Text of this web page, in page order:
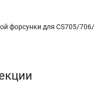
форсунки для CS705/